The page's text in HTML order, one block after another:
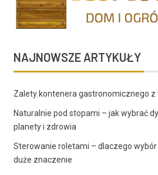
NAJNOWSZE ARTYKUŁY
Zalety kontenera gastronomicznego z
Naturalnie pod stopami – jak wybrać
planety i zdrowia
Sterowanie roletami – dlaczego
duże znaczenie